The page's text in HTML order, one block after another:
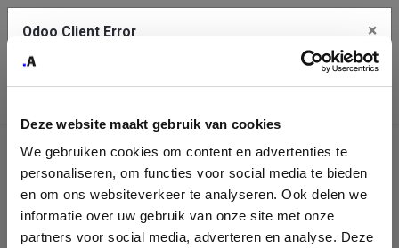
Deze website maakt gebruik van cookies
We gebruiken cookies om content en advertenties te
personaliseren, om functies voor social media te bieden
en om ons websiteverkeer te analyseren. Ook delen we
informatie over uw gebruik van onze site met onze
partners voor social media, adverteren en analyse. Deze
Company
Identification
Please fill in your company details
Odoo Client Error ×
service.
See details